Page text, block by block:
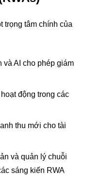
trọng tâm chính của
và AI cho phép giám
động trong các
thu mới cho tài
và quản lý chuỗi
sáng kiến RWA